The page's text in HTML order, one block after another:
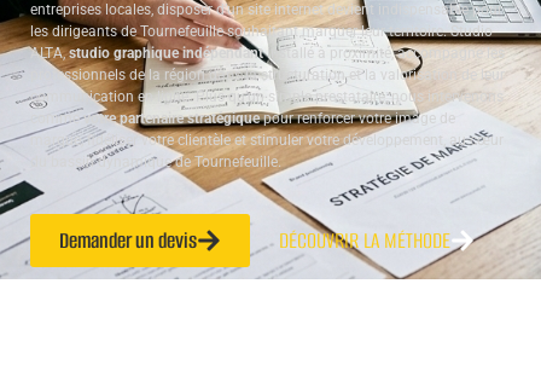
entreprises locales, disposer d’un site internet devient indispensable pour
les dirigeants de Tournefeuille souhaitant marquer leur territoire. Studio
ALTA,studio graphique indépendantinstallé à proximité, accompagne les
professionnels de la région dans la structuration et la valorisation de leur
communication en ligne. Plus qu’un simple prestataire, nous intervenons
commevotre partenaire stratégiquepour renforcer votre image de
marque, fidéliser votre clientèle et stimuler votre développement, au cœur
du bassin dynamique de Tournefeuille.
Demander un devis DÉCOUVRIR LA MÉTHODE